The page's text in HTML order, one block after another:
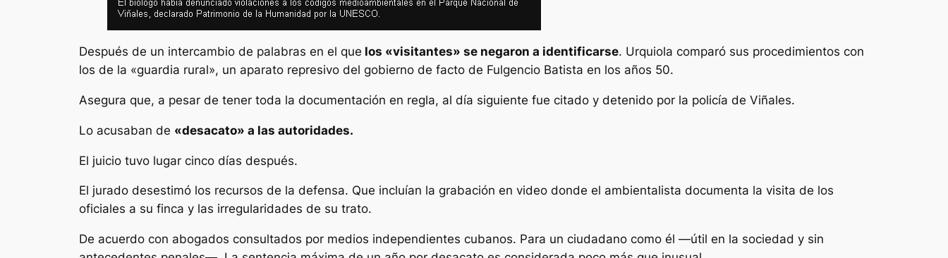
Después de un intercambio de palabras en el que los «visitantes» se negaron a identificarse. Urquiola comparó sus procedimientos con
los de la «guardia rural», un aparato represivo del gobierno de facto de Fulgencio Batista en los años 50.
Asegura que, a pesar de tener toda la documentación en regla, al día siguiente fue citado y detenido por la policía de Viñales.
Lo acusaban de «desacato» a las autoridades.
El juicio tuvo lugar cinco días después.
El jurado desestimó los recursos de la defensa. Que incluían la grabación en video donde el ambientalista documenta la visita de los
oficiales a su finca y las irregularidades de su trato.
De acuerdo con abogados consultados por medios independientes cubanos. Para un ciudadano como él —útil en la sociedad y sin